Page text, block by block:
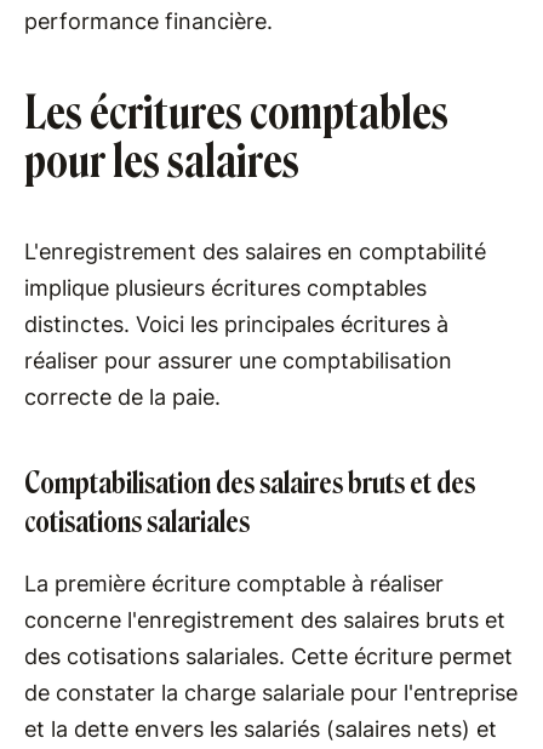
performance financière.
Les écritures comptables
pour les salaires
L'enregistrement des salaires en comptabilité
implique plusieurs écritures comptables
distinctes. Voici les principales écritures à
réaliser pour assurer une comptabilisation
correcte de la paie.
Comptabilisation des salaires bruts et des
cotisations salariales
La première écriture comptable à réaliser
concerne l'enregistrement des salaires bruts et
des cotisations salariales. Cette écriture permet
de constater la charge salariale pour l'entreprise
et la dette envers les salariés (salaires nets) et